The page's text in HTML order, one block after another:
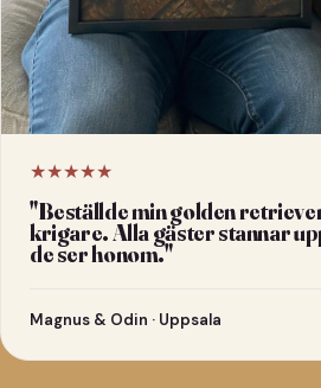
★★★★★
"Beställde min golden
krigare. Alla gäster stannar
de ser honom."
Magnus & Odin · Uppsala